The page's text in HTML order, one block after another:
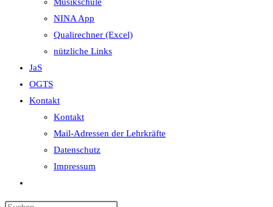
NINA App
Qualirechner (Excel)
nützliche Links
JaS
OGTS
Kontakt
Kontakt
Mail-Adressen der Lehrkräfte
Datenschutz
Impressum